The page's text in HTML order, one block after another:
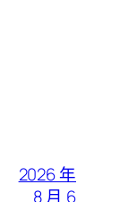
2026 年
8 月 6